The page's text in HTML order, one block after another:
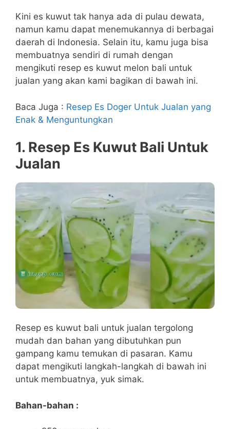
Kini es kuwut tak hanya ada di pulau dewata,
namun kamu dapat menemukannya di berbagai
daerah di Indonesia. Selain itu, kamu juga bisa
membuatnya sendiri di rumah dengan
mengikuti resep es kuwut melon bali untuk
jualan yang akan kami bagikan di bawah ini.
Baca Juga : Resep Es Doger Untuk Jualan yang
Enak & Menguntungkan
1. Resep Es Kuwut Bali Untuk
Jualan
Resep es kuwut bali untuk jualan tergolong
mudah dan bahan yang dibutuhkan pun
gampang kamu temukan di pasaran. Kamu
dapat mengikuti langkah-langkah di bawah ini
untuk membuatnya, yuk simak.
Bahan-bahan :